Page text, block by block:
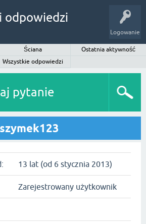
Logowanie
odpowiedzi
Ściana
Ostatnia aktywność
Wszystkie odpowiedzi
pytanie
13 lat (od 6 stycznia 2013)
Zarejestrowany użytkownik